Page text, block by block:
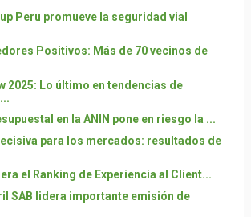
Peru promueve la seguridad vial
Positivos: Más de 70 vecinos de
2025: Lo último en tendencias de
en la ANIN pone en riesgo la ...
para los mercados: resultados de
el Ranking de Experiencia al Client...
SAB lidera importante emisión de